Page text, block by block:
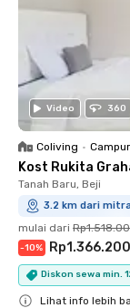
Video 360
Coliving • Campur
Kost Rukita
Tanah Baru, Beji
3.2 km dari
mulai dari
-10% Rp1.366.200
Diskon sewa min.
Lihat info lebih